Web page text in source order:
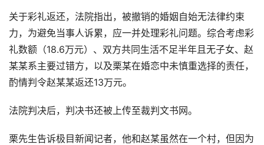
关于彩礼返还，法院指出，被撤销的婚姻自始无法律约束
力，为避免当事人诉累，应一并处理彩礼问题。综合考虑彩
礼数额（18.6万元）、双方共同生活不足半年且无子女、赵
某某系主要过错方，以及栗某在婚恋中未慎重选择的责任，
酌情判令赵某某返还13万元。
法院判决后，判决书还被上传至裁判文书网。
栗先生告诉极目新闻记者，他和赵某虽然在一个村，但因为